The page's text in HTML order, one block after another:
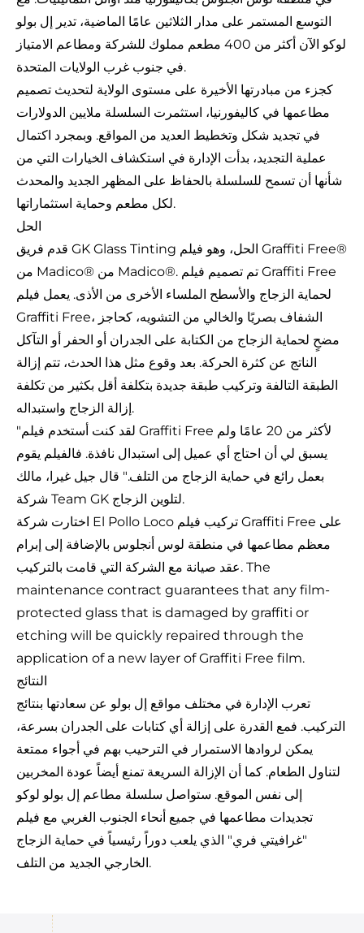
التوسع المستمر على مدار الثلاثين عامًا الماضية، تدير إل بولو
لوكو الآن أكثر من 400 مطعم مملوك للشركة ومطاعم الامتياز
في جنوب غرب الولايات المتحدة.
كجزء من مبادرتها الأخيرة على مستوى الولاية لتحديث تصميم
مطاعمها في كاليفورنيا، استثمرت السلسلة ملايين الدولارات
في تجديد شكل وتخطيط العديد من المواقع. وبمجرد اكتمال
عملية التجديد، بدأت الإدارة في استكشاف الخيارات التي من
شأنها أن تسمح للسلسلة بالحفاظ على المظهر الجديد والمحدث
لكل مطعم وحماية استثماراتها.
الحل
قدم فريق GK Glass Tinting الحل، وهو فيلم Graffiti Free®
من Madico® من Madico®. تم تصميم فيلم Graffiti Free
لحماية الزجاج والأسطح الملساء الأخرى من الأذى. يعمل فيلم
Graffiti Free، الشفاف بصريًا والخالي من التشويه، كحاجز
مضحٍ لحماية الزجاج من الكتابة على الجدران أو الحفر أو التآكل
الناتج عن كثرة الحركة. بعد وقوع مثل هذا الحدث، تتم إزالة
الطبقة التالفة وتركيب طبقة جديدة بتكلفة أقل بكثير من تكلفة
إزالة الزجاج واستبداله.
"لقد كنت أستخدم فيلم Graffiti Free لأكثر من 20 عامًا ولم
يسبق لي أن احتاج أي عميل إلى استبدال نافذة. فالفيلم يقوم
بعمل رائع في حماية الزجاج من التلف." قال جيل غيرا، مالك
شركة Team GK لتلوين الزجاج.
اختارت شركة El Pollo Loco تركيب فيلم Graffiti Free على
معظم مطاعمها في منطقة لوس أنجلوس بالإضافة إلى إبرام
عقد صيانة مع الشركة التي قامت بالتركيب. The
maintenance contract guarantees that any film-
protected glass that is damaged by graffiti or
etching will be quickly repaired through the
application of a new layer of Graffiti Free film.
النتائج
تعرب الإدارة في مختلف مواقع إل بولو عن سعادتها بنتائج
التركيب. فمع القدرة على إزالة أي كتابات على الجدران بسرعة،
يمكن لروادها الاستمرار في الترحيب بهم في أجواء ممتعة
لتناول الطعام. كما أن الإزالة السريعة تمنع أيضاً عودة المخربين
إلى نفس الموقع. ستواصل سلسلة مطاعم إل بولو لوكو
تجديدات مطاعمها في جميع أنحاء الجنوب الغربي مع فيلم
"غرافيتي فري" الذي يلعب دوراً رئيسياً في حماية الزجاج
الخارجي الجديد من التلف.